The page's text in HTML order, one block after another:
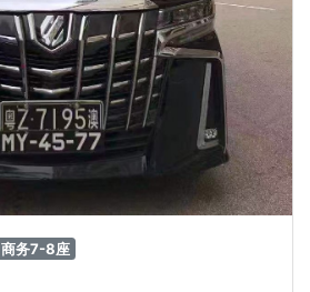
商务7-8座